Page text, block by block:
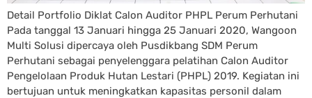
Detail Portfolio Diklat Calon Auditor PHPL Perum Perhutani
Pada tanggal 13 Januari hingga 25 Januari 2020, Wangoon
Multi Solusi dipercaya oleh Pusdikbang SDM Perum
Perhutani sebagai penyelenggara pelatihan Calon Auditor
Pengelolaan Produk Hutan Lestari (PHPL) 2019. Kegiatan ini
bertujuan untuk meningkatkan kapasitas personil dalam